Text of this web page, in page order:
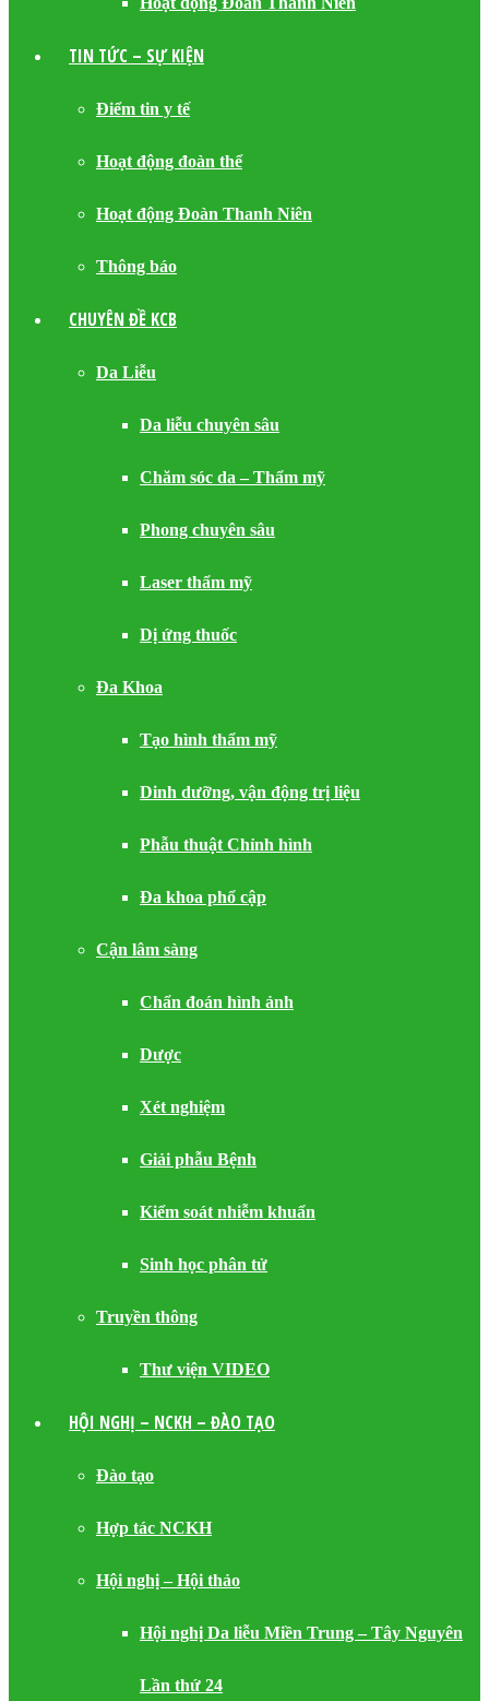
TIN TỨC – SỰ KIỆN
Điểm tin y tế
Hoạt động đoàn thể
Hoạt động Đoàn Thanh Niên
Thông báo
CHUYÊN ĐỀ KCB
Da Liễu
Da liễu chuyên sâu
Chăm sóc da – Thẩm mỹ
Phong chuyên sâu
Laser thẩm mỹ
Dị ứng thuốc
Đa Khoa
Tạo hình thẩm mỹ
Dinh dưỡng, vận động trị liệu
Phẫu thuật Chỉnh hình
Đa khoa phổ cập
Cận lâm sàng
Chẩn đoán hình ảnh
Dược
Xét nghiệm
Giải phẫu Bệnh
Kiểm soát nhiễm khuẩn
Sinh học phân tử
Truyền thông
Thư viện VIDEO
HỘI NGHỊ – NCKH – ĐÀO TẠO
Đào tạo
Hợp tác NCKH
Hội nghị – Hội thảo
Hội nghị Da liễu Miền Trung – Tây Nguyên
Lần thứ 24